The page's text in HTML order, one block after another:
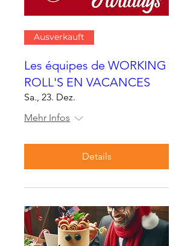
Ausverkauft
Les équipes de WORKING
ROLL'S EN VACANCES
Sa., 23. Dez.
Mehr Infos
Details